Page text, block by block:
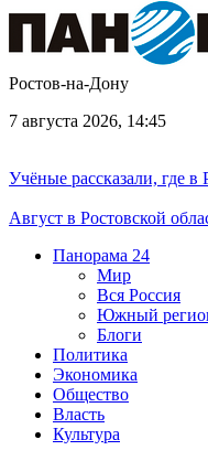
Ростов-на-Дону
7 августа 2026, 14:45
Учёные рассказали, где в
Август в Ростовской
Панорама 24
Мир
Вся Россия
Южный
Блоги
Политика
Экономика
Общество
Власть
Культура